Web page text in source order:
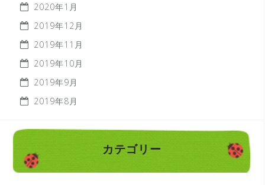
2020年1月
2019年12月
2019年11月
2019年10月
2019年9月
2019年8月
カテゴリー